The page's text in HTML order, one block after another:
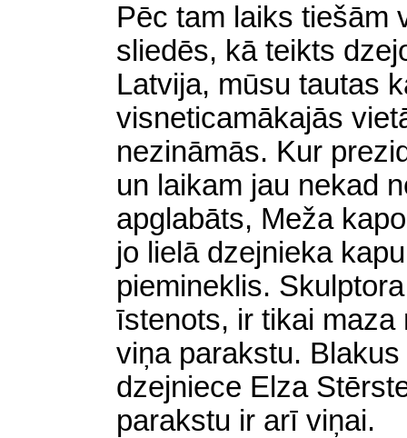
Pēc tam laiks tiešām
sliedēs, kā teikts
Latvija, mūsu tautas
visneticamākajās
nezināmās. Kur
un laikam jau nekad
apglabāts, Meža
jo lielā dzejnieka
piemineklis.
īstenots, ir tikai maza
viņa parakstu.
dzejniece Elza
parakstu ir arī viņai.